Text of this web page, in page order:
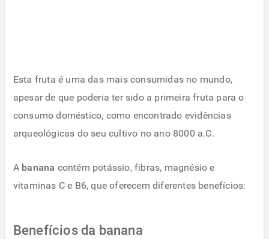
Esta fruta é uma das mais consumidas no mundo,
apesar de que poderia ter sido a primeira fruta para o
consumo doméstico, como encontrado evidências
arqueológicas do seu cultivo no ano 8000 a.C.
A banana contém potássio, fibras, magnésio e
vitaminas C e B6, que oferecem diferentes benefícios:
Benefícios da banana